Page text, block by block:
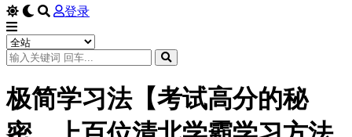
登录
极简学习法【考试高分的秘